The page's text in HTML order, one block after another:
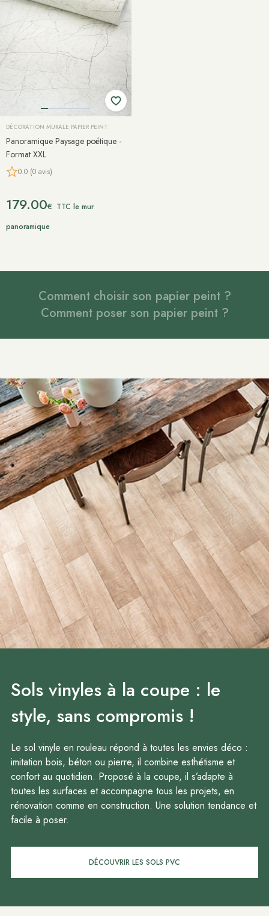
DÉCORATION MURALE PAPIER PEINT
Panoramique Paysage poétique -
Format XXL
0.0 (0 avis)
179.00€ TTC le mur
panoramique
Comment choisir son papier peint ?
Comment poser son papier peint ?
Sols vinyles à la coupe : le
style, sans compromis !
Le sol vinyle en rouleau répond à toutes les envies déco :
imitation bois, béton ou pierre, il combine esthétisme et
confort au quotidien. Proposé à la coupe, il s’adapte à
toutes les surfaces et accompagne tous les projets, en
rénovation comme en construction. Une solution tendance et
facile à poser.
DÉCOUVRIR LES SOLS PVC